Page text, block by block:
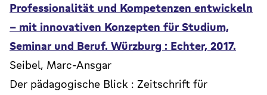
Professionalität und Kompetenzen entwickeln
– mit innovativen Konzepten für Studium,
Seminar und Beruf. Würzburg : Echter, 2017.
Seibel, Marc-Ansgar
Der pädagogische Blick : Zeitschrift für